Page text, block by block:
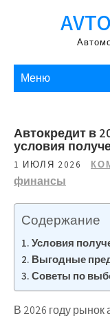
Меню
Автокредит в
условия
1 ИЮЛЯ 2026
финансы
Содержание
Условия
Выгодные
Советы по
В 2026 году